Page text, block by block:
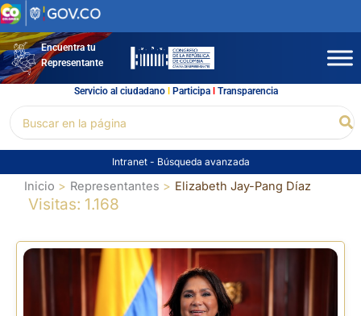
Ir
al
contenidoEncuentra tu
Representante
Servicio al ciudadano l Participal Transparencia
por:
Intranet - Búsqueda avanzada
Inicio Representantes Elizabeth Jay-Pang Díaz
Visitas: 1.168